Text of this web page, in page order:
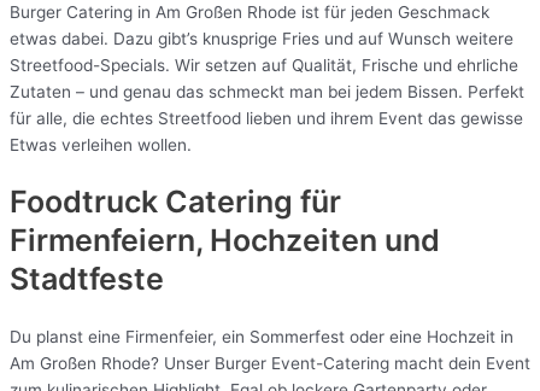
Burger Catering in Am Großen Rhode ist für jeden Geschmack
etwas dabei. Dazu gibt’s knusprige Fries und auf Wunsch weitere
Streetfood-Specials. Wir setzen auf Qualität, Frische und ehrliche
Zutaten – und genau das schmeckt man bei jedem Bissen. Perfekt
für alle, die echtes Streetfood lieben und ihrem Event das gewisse
Etwas verleihen wollen.
Foodtruck Catering für
Firmenfeiern, Hochzeiten und
Stadtfeste
Du planst eine Firmenfeier, ein Sommerfest oder eine Hochzeit in
Am Großen Rhode? Unser Burger Event-Catering macht dein Event